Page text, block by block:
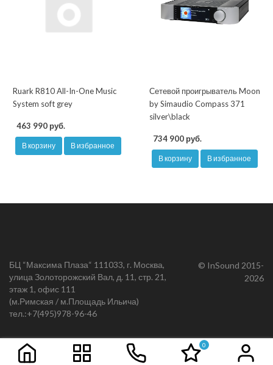
Ruark R810 All-In-One Music
System soft grey
463 990 руб.
В корзину В избранное
Сетевой проигрыватель Moon
by Simaudio Compass 371
silver\black
734 900 руб.
В корзину В избранное
БЦ “Максима Плаза“ 111033, г. Москва,
улица Золоторожский Вал, д. 11, стр. 21,
этаж 1, офис 111
(м.Римская / м.Площадь Ильича)
тел.:+7(495)978-96-46
© InSound 2015-
2026
0